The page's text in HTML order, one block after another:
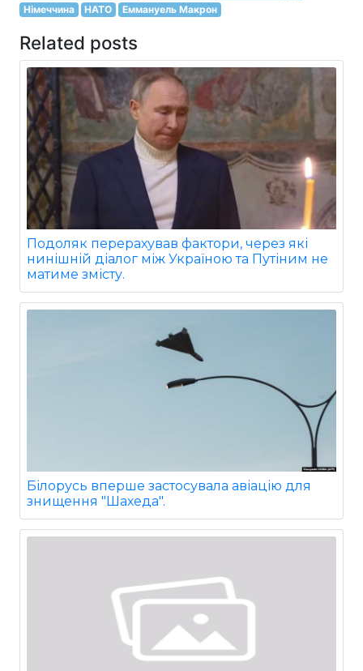
Німеччина
НАТО Еммануель Макрон
Related posts
Подоляк перерахував фактори, через які
нинішній діалог між Україною та Путіним не
матиме змісту.
Білорусь вперше застосувала авіацію для
знищення "Шахеда".